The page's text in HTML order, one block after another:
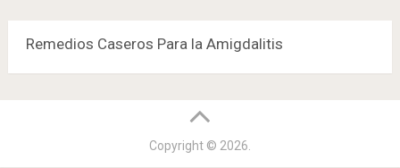
Remedios Caseros Para la Amigdalitis
Copyright © 2026.